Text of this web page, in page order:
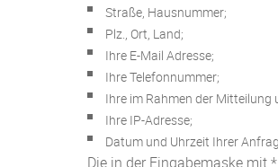
Straße, Hausnummer;
Plz., Ort, Land;
Ihre E-Mail Adresse;
Ihre Telefonnummer;
Ihre im Rahmen der
Ihre IP-Adresse;
Datum und Uhrzeit Ihrer
Die in der Eingabemaske mit